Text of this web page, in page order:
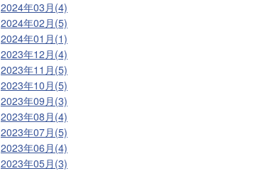
2024年03月(4)
2024年02月(5)
2024年01月(1)
2023年12月(4)
2023年11月(5)
2023年10月(5)
2023年09月(3)
2023年08月(4)
2023年07月(5)
2023年06月(4)
2023年05月(3)